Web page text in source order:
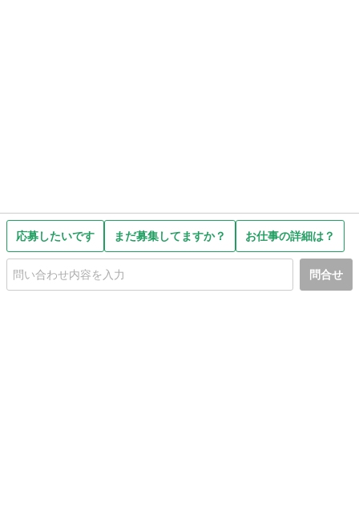
応募したいです まだ募集してますか？ お仕事の詳細は？
問合せ